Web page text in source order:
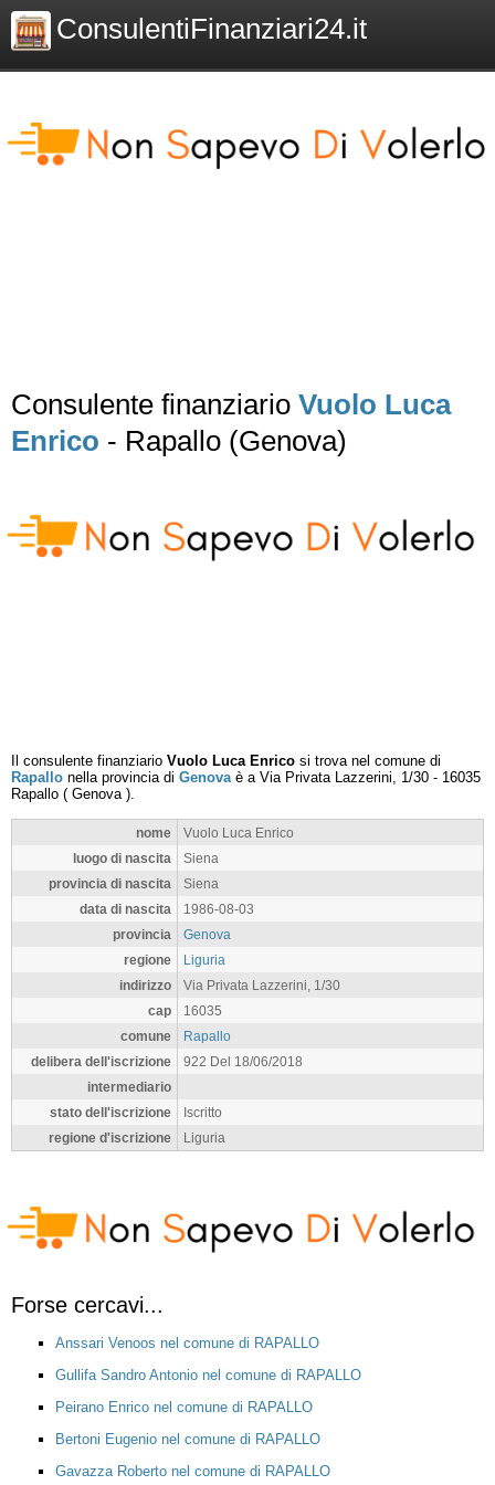
ConsulentiFinanziari24.it
Consulente finanziario Vuolo Luca
Enrico - Rapallo (Genova)
Il consulente finanziario Vuolo Luca Enrico si trova nel comune di
Rapallo nella provincia di Genovaè a Via Privata Lazzerini, 1/30 - 16035
Rapallo ( Genova).
nome
Vuolo Luca Enrico
luogo di nascita
Siena
provincia di nascita
Siena
data di nascita
1986-08-03
provincia
Genova
regione
Liguria
indirizzo
Via Privata Lazzerini, 1/30
cap
16035
comune
Rapallo
delibera dell'iscrizione
922 Del 18/06/2018
intermediario
stato dell'iscrizione
Iscritto
regione d'iscrizione
Liguria
Forse cercavi...
Anssari Venoos nel comune di RAPALLO
Gullifa Sandro Antonio nel comune di RAPALLO
Peirano Enrico nel comune di RAPALLO
Bertoni Eugenio nel comune di RAPALLO
Gavazza Roberto nel comune di RAPALLO